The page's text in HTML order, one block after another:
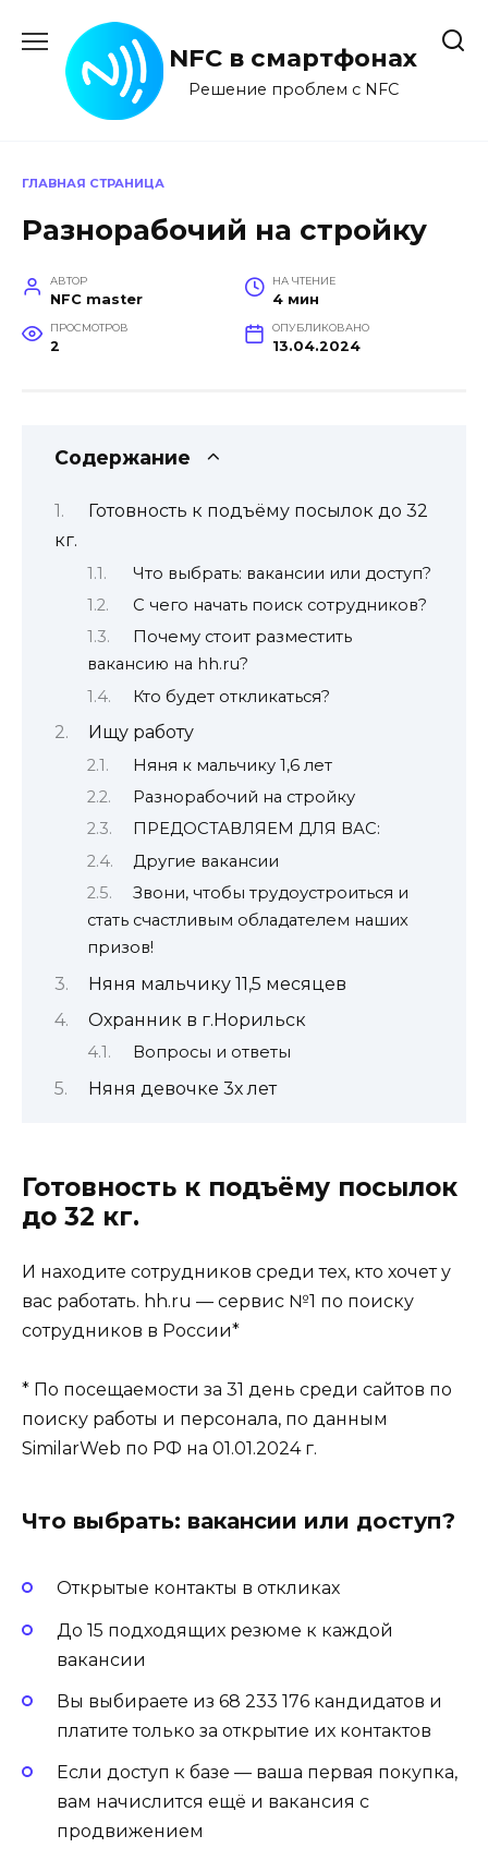
содержанию
NFC в смартфонах
Решение проблем с NFC
ГЛАВНАЯ СТРАНИЦА
Разнорабочий на стройку
АВТОР
NFC master
НА ЧТЕНИЕ
4 мин
ПРОСМОТРОВ
2
ОПУБЛИКОВАНО
13.04.2024
Содержание
Готовность к подъёму посылок до 32
кг.
Что выбрать: вакансии или доступ?
С чего начать поиск сотрудников?
Почему стоит разместить
вакансию на hh.ru?
Кто будет откликаться?
Ищу работу
Няня к мальчику 1,6 лет
Разнорабочий на стройку
ПРЕДОСТАВЛЯЕМ ДЛЯ ВАС:
Другие вакансии
Звони, чтобы трудоустроиться и
стать счастливым обладателем наших
призов!
Няня мальчику 11,5 месяцев
Охранник в г.Норильск
Вопросы и ответы
Няня девочке 3х лет
Готовность к подъёму посылок
до 32 кг.
И находите сотрудников среди тех, кто хочет у
вас работать. hh.ru — сервис №1 по поиску
сотрудников в России*
* По посещаемости за 31 день среди сайтов по
поиску работы и персонала, по данным
SimilarWeb по РФ на 01.01.2024 г.
Что выбрать: вакансии или доступ?
Открытые контакты в откликах
До 15 подходящих резюме к каждой
вакансии
Вы выбираете из 68 233 176 кандидатов и
платите только за открытие их контактов
Если доступ к базе — ваша первая покупка,
вам начислится ещё и вакансия с
продвижением